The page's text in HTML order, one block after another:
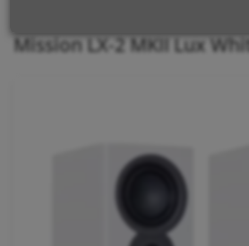
Mission LX-2 MKII Lux